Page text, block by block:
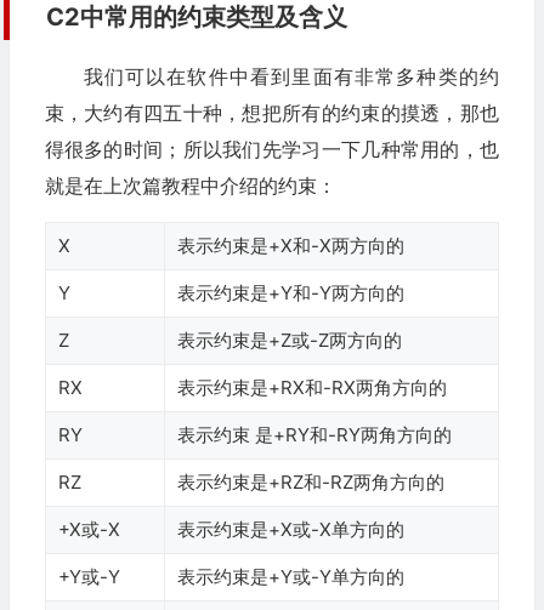
C2中常用的约束类型及含义
我们可以在软件中看到里面有非常多种类的约
束，大约有四五十种，想把所有的约束的摸透，那也
得很多的时间；所以我们先学习一下几种常用的，也
就是在上次篇教程中介绍的约束：
X 表示约束是+X和-X两方向的
Y 表示约束是+Y和-Y两方向的
Z 表示约束是+Z或-Z两方向的
RX 表示约束是+RX和-RX两角方向的
RY 表示约束 是+RY和-RY两角方向的
RZ 表示约束是+RZ和-RZ两角方向的
+X或-X 表示约束是+X或-X单方向的
+Y或-Y 表示约束是+Y或-Y单方向的